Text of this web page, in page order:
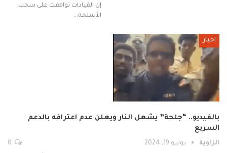
إن القيادات توافقت على سحب
الأسلحة…
اخبار
بالفيديو.. “جلحة” يشعل النار ويعلن عدم اعترافه بالدعم
السريع
الزاوية يوليو 19, 2024